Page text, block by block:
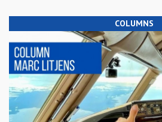
COLUMNS